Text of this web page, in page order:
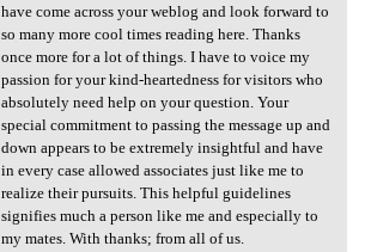
have come across your weblog and look forward to
so many more cool times reading here. Thanks
once more for a lot of things. I have to voice my
passion for your kind-heartedness for visitors who
absolutely need help on your question. Your
special commitment to passing the message up and
down appears to be extremely insightful and have
in every case allowed associates just like me to
realize their pursuits. This helpful guidelines
signifies much a person like me and especially to
my mates. With thanks; from all of us.